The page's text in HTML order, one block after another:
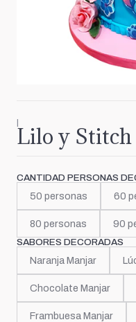
|
Lilo y Stitch
CANTIDAD PERSONAS
50 personas 60
80 personas 90
SABORES DECORADAS
Naranja Manjar
Chocolate Manjar
Frambuesa Manjar